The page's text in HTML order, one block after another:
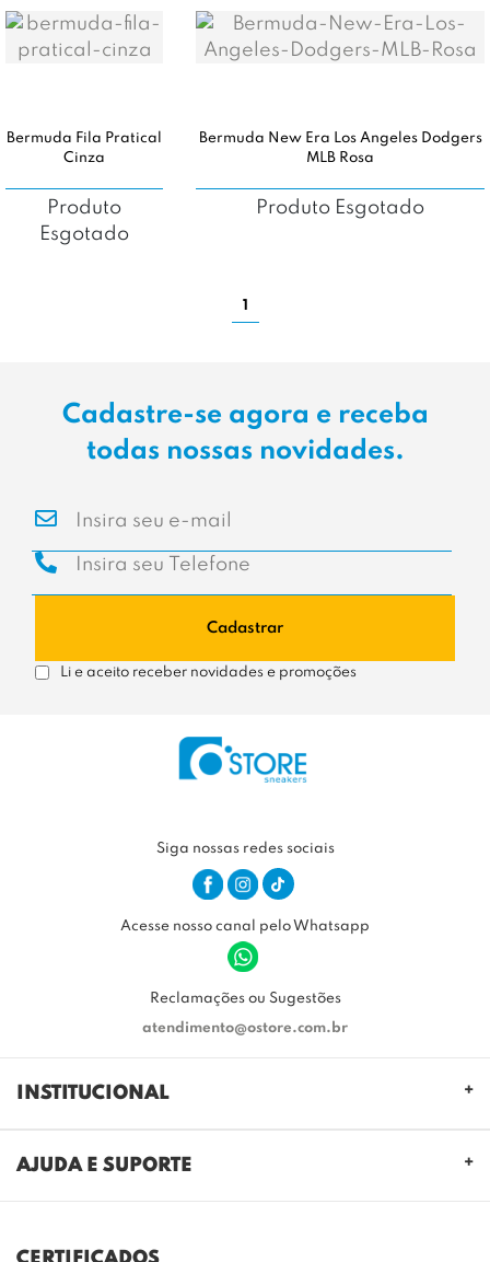
Bermuda Fila Pratical
Cinza
Produto
Esgotado
Bermuda New Era Los Angeles Dodgers
MLB Rosa
Produto Esgotado
1
Cadastre-se agora e receba
todas nossas novidades.
Cadastrar
Li e aceito receber novidades e promoções
Siga nossas redes sociais
Acesse nosso canal pelo Whatsapp
Reclamações ou Sugestões
atendimento@ostore.com.br
INSTITUCIONAL
REGULAMENTO CASHBACK
AJUDA E SUPORTE
TROCAS E DEVOLUÇÕES